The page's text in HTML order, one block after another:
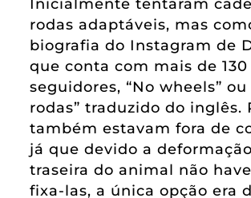
Inicialmente tentaram
rodas adaptáveis, mas
biografia do Instagram de
que conta com mais de
seguidores, “No wheels” ou
rodas” traduzido do inglês.
também estavam fora de
já que devido a
traseira do animal não
fixa-las, a única opção era